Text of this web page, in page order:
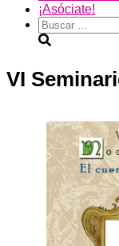
¡Asóciate!
Buscar:
VI